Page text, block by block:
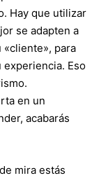
Hay que utilizar
se adapten a
«cliente», para
Eso
en un
acabarás
mira estás